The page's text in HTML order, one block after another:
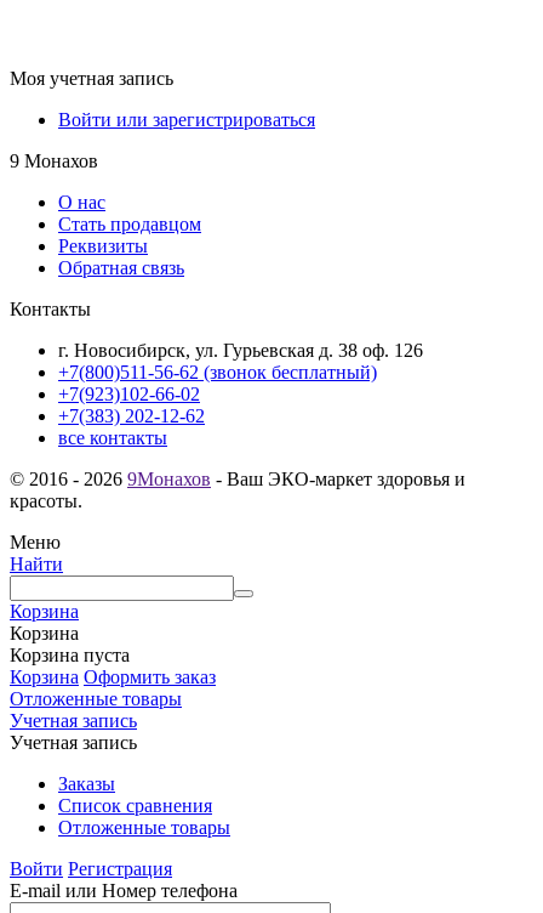
Моя учетная запись
Войти или зарегистрироваться
9 Монахов
О нас
Стать продавцом
Реквизиты
Обратная связь
Контакты
г. Новосибирск, ул. Гурьевская д. 38 оф. 126
+7(800)511-56-62 (звонок бесплатный)
+7(923)102-66-02
+7(383) 202-12-62
все контакты
© 2016 - 2026 9Монахов - Ваш ЭКО-маркет здоровья и
красоты.
Меню
Найти
Корзина
Корзина
Корзина пуста
Корзина Оформить заказ
Отложенные товары
Учетная запись
Учетная запись
Заказы
Список сравнения
Отложенные товары
Войти Регистрация
E-mail или Номер телефона